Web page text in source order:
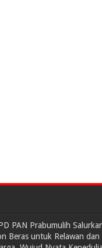
PAN Prabumulih
Beras untuk Relawan dan